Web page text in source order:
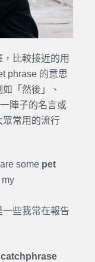
比較接近的用
phrase 的意思
「然後」、
陣子的名言或
眾常用的流行
are some pet
一些我常在報告
catchphrase